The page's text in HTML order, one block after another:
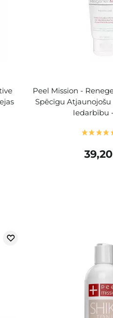
Peel Mission -
Spēcīgu
Iedarbību